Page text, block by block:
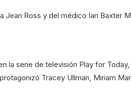
Jean Ross y del médico Ian Baxter
la serie de televisión Play for
Tracey Ullman, Miriam